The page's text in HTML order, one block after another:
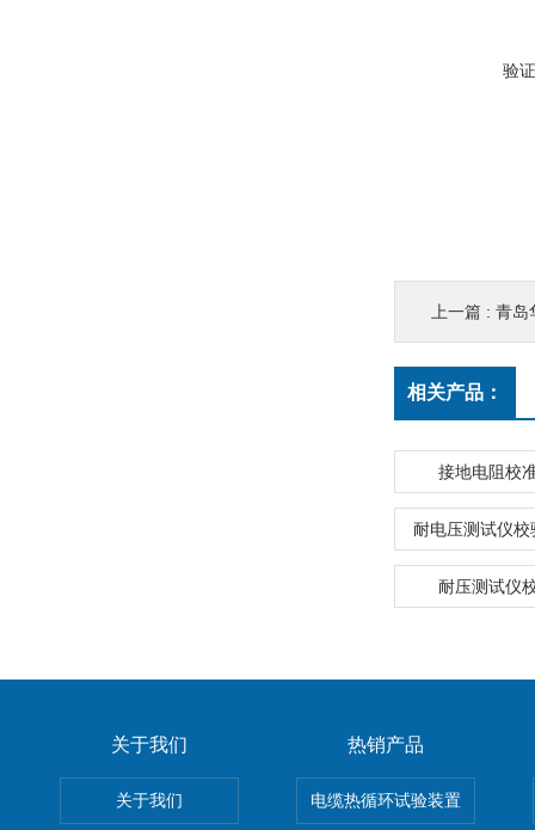
验
上一篇 : 青岛
相关产品：
接地电阻校
耐电压测试仪
耐压测试仪
关于我们
关于我们
热销产品
电缆热循环试验装置